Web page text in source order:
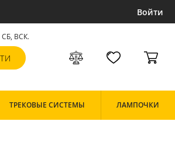
Войти
СБ, ВСК.
ТРЕКОВЫЕ СИСТЕМЫ ЛАМПОЧКИ